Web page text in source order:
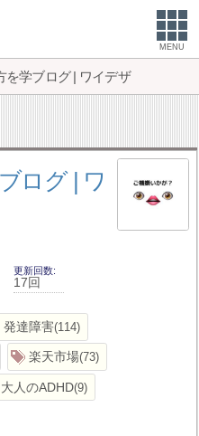
MENU
を学ブログ | ワイデザ
ログ | ワ
更新回数
17回
発達障害 114
楽天市場 73
大人のADHD 9